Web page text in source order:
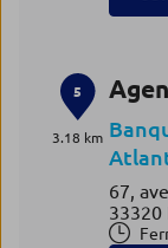
5
3.18 km
67,
33320